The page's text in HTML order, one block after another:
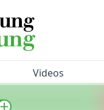
Videos